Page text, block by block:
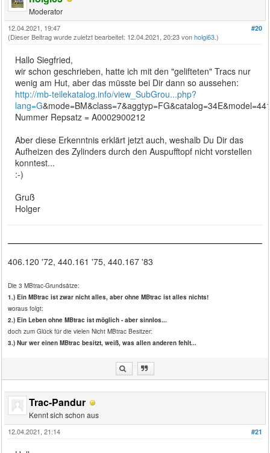
Moderator
#20
12.04.2021, 19:47
(Dieser Beitrag wurde zuletzt bearbeitet: 12.04.2021, 20:23 vonholgi63.)
Hallo Siegfried,
wir schon geschrieben, hatte ich mit den "gelifteten" Tracs nur
wenig am Hut, aber das müsste bei Dir dann so aussehen:
http://mb-teilekatalog.info/view_SubGrou...php?
lang=G
Nummer Repsatz = A0002900212
Aber diese Erkenntnis erklärt jetzt auch, weshalb Du Dir das
Aufheizen des Zylinders durch den Auspufftopf nicht vorstellen
konntest...
:-)
Gruß
Holger
406.120 '72, 440.161 '75, 440.167 '83
Die 3 MBtrac-Grundsätze:
1.) Ein MBtrac ist zwar nicht alles, aber ohne MBtrac ist alles nichts!
woraus folgt:
2.) Ein Leben ohne MBtrac ist möglich - aber sinnlos...
doch zum Glück für die vielen Nicht MBtrac Besitzer:
3.) Nur wer einen MBtrac besitzt, weiß, was allen anderen fehlt...
Trac-Pandur
Kennt sich schon aus
#21
12.04.2021, 21:14